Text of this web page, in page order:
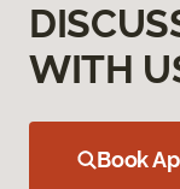
WITH
Book